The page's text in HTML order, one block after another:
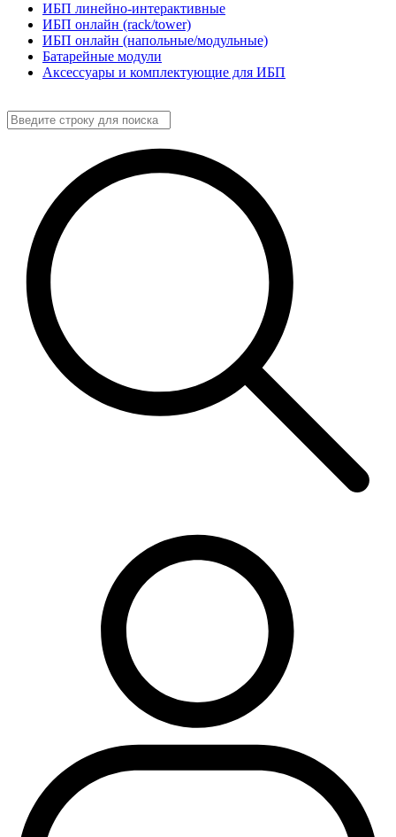
ИБП линейно-интерактивные
ИБП онлайн (rack/tower)
ИБП онлайн (напольные/модульные)
Батарейные модули
Аксессуары и комплектующие для ИБП